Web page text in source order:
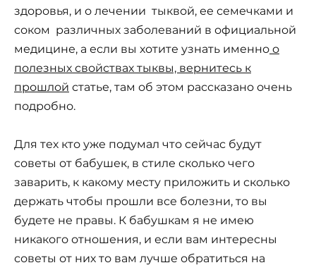
здоровья, и о лечении тыквой, ее семечками и
соком различных заболеваний в официальной
медицине, а если вы хотите узнать именно о
полезных свойствах тыквы, вернитесь к
прошлой статье, там об этом рассказано очень
подробно.
Для тех кто уже подумал что сейчас будут
советы от бабушек, в стиле сколько чего
заварить, к какому месту приложить и сколько
держать чтобы прошли все болезни, то вы
будете не правы. К бабушкам я не имею
никакого отношения, и если вам интересны
советы от них то вам лучше обратиться на